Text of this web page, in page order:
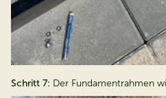
Schritt 7: Der Fundamentrahmen